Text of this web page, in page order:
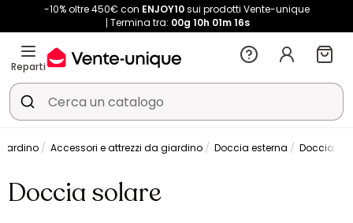
-10% oltre 450€ con ENJOY10sui prodotti Vente-unique
Termina tra: 00g 10h 01m16s
Reparti
Accessori e attrezzi da giardino Doccia esterna Doccia
Doccia solare